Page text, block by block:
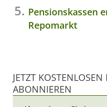
Pensionskassen
Repomarkt
JETZT KOSTENLOSEN
ABONNIEREN